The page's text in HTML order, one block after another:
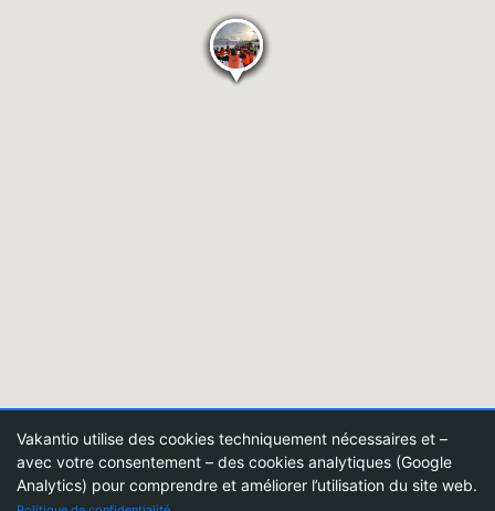
skikurs-klasse-9-2024
Vakantio utilise des cookies techniquement nécessaires et –
avec votre consentement – des cookies analytiques (Google
Analytics) pour comprendre et améliorer l’utilisation du site web.